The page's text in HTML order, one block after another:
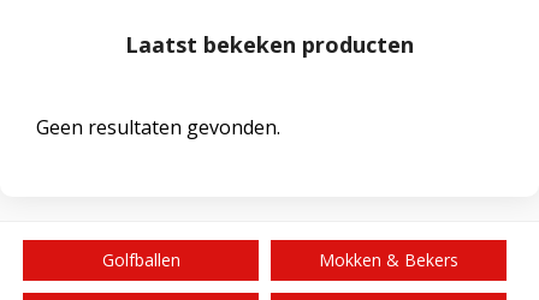
Laatst bekeken producten
Geen resultaten gevonden.
Golfballen Mokken & Bekers